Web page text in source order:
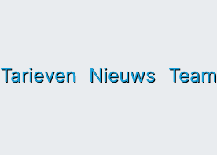
Tarieven Nieuws Team